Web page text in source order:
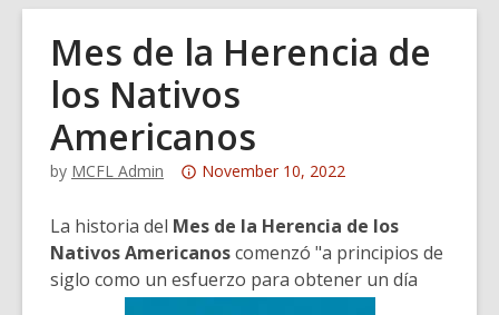
overlay
Mes de la Herencia de
los Nativos
Americanos
by MCFL Admin
Attention:
post
is
over
3
November 10, 2022
La historia del Mes de la Herencia de los
Nativos Americanoscomenzó "a principios de
siglo como un esfuerzo para obtener un día